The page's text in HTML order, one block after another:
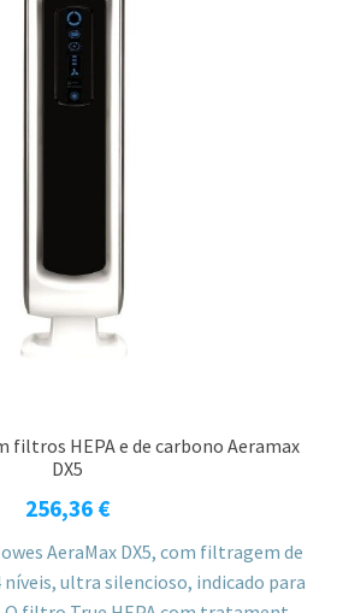
filtros HEPA e de carbono Aeramax
DX5
256,36 €
AeraMax DX5, com filtragem de
ultra silencioso, indicado para